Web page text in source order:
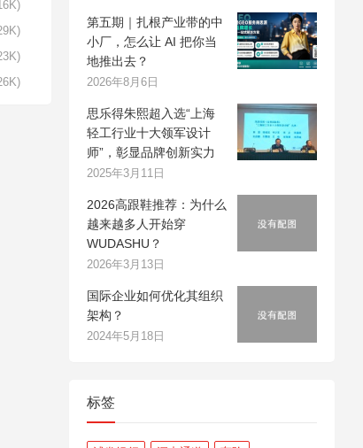
第五期｜扎根产业带的中
小厂，怎么让 AI 把你当
地推出去？
2026年8月6日
思乐得朱熙超入选“上海
轻工行业十大领军设计
师”，彰显品牌创新实力
2025年3月11日
2026高跟鞋推荐：为什么
越来越多人开始穿
WUDASHU？
2026年3月13日
国际企业如何优化其组织
架构？
2024年5月18日
标签